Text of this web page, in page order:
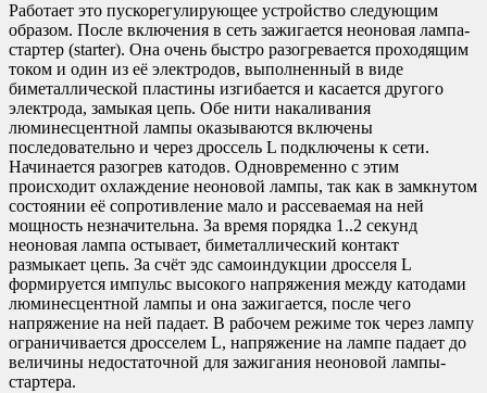
Работает это пускорегулирующее устройство следующим
образом. После включения в сеть зажигается неоновая лампа-
стартер (starter). Она очень быстро разогревается проходящим
током и один из её электродов, выполненный в виде
биметаллической пластины изгибается и касается другого
электрода, замыкая цепь. Обе нити накаливания
люминесцентной лампы оказываются включены
последовательно и через дроссель L подключены к сети.
Начинается разогрев катодов. Одновременно с этим
происходит охлаждение неоновой лампы, так как в замкнутом
состоянии её сопротивление мало и рассеваемая на ней
мощность незначительна. За время порядка 1..2 секунд
неоновая лампа остывает, биметаллический контакт
размыкает цепь. За счёт эдс самоиндукции дросселя L
формируется импульс высокого напряжения между катодами
люминесцентной лампы и она зажигается, после чего
напряжение на ней падает. В рабочем режиме ток через лампу
ограничивается дросселем L, напряжение на лампе падает до
величины недостаточной для зажигания неоновой лампы-
стартера.